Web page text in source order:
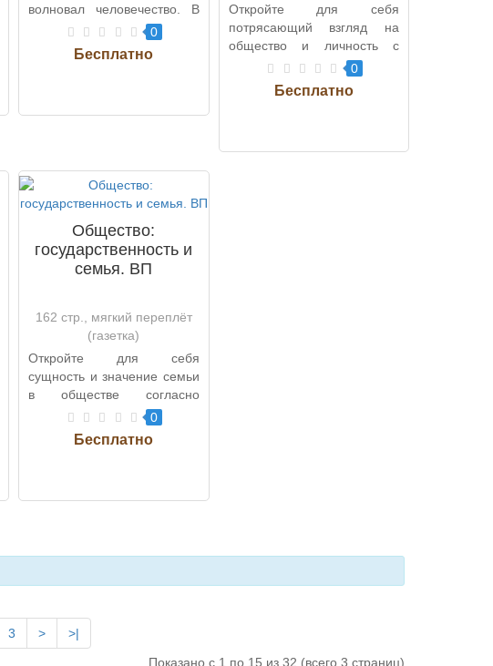
волновал человечество. В
книге "Ницше и эстетика"
А.Е. Радее..
0
Откройте для себя
потрясающий взгляд на
общество и личность с
книгой "О личностно-
эгрегориальном вза..
0
Общество:
государственность и
семья. ВП
162 стр., мягкий переплёт
(газетка)
Откройте для себя
сущность и значение семьи
в обществе согласно
Концепции Общественной
Безопасности!..
0
3 >
>|
Показано с 1 по 15 из 32 (всего 3 страниц)